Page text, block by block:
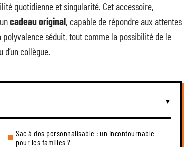
quotidienne et singularité. Cet accessoire,
cadeau original, capable de répondre aux attentes
séduit, tout comme la possibilité de le
d’un collègue.
Sac à dos personnalisable : un incontournable
pour les familles ?